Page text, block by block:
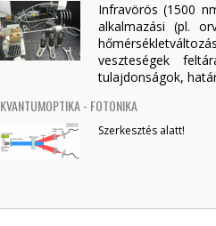
Infravörös (1500
alkalmazási (pl.
veszteségek
tulajdonságok,
KVANTUMOPTIKA - FOTONIKA
Szerkesztés alatt!